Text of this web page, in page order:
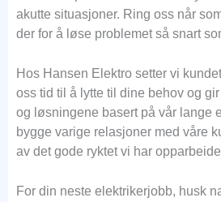
akutte situasjoner. Ring oss når
der for å løse problemet så snart
Hos Hansen Elektro setter vi
oss tid til å lytte til dine behov og
og løsningene basert på vår lange
bygge varige relasjoner med våre
av det gode ryktet vi har
For din neste elektrikerjobb, husk